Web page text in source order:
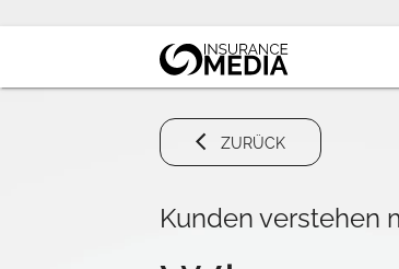
ZURÜCK
Kunden verstehen